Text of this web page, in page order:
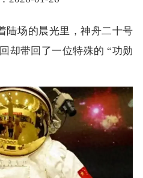
场的晨光里，神舟二十号
却带回了一位特殊的 “功勋